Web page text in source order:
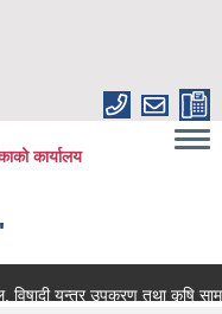
कार्यालय
यन्त्र उपकरण तथा कृषि